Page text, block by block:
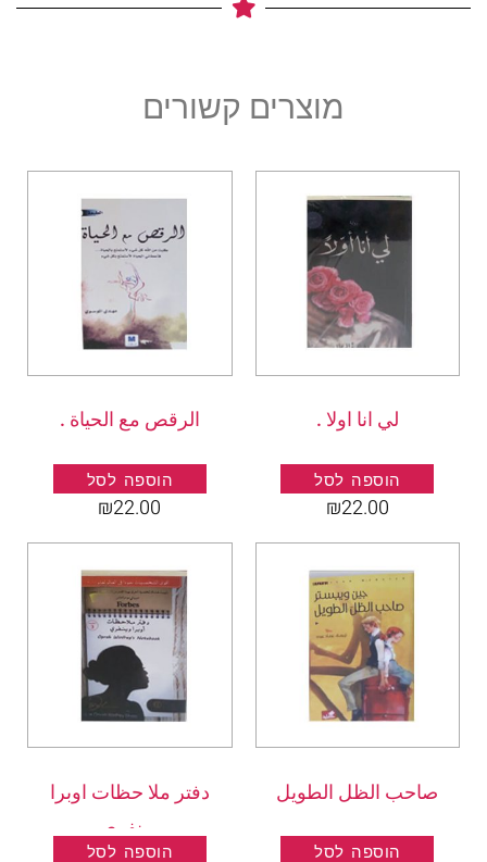
מוצרים קשורים
لي انا اولا .
הוספה לסל
₪22.00
الرقص مع الحياة .
הוספה לסל
₪22.00
صاحب الظل الطويل
הוספה לסל
دفتر ملا حظات اوبرا
وينفري
הוספה לסל